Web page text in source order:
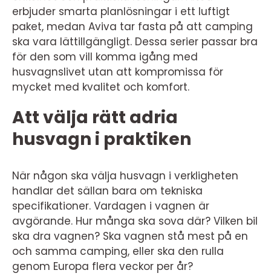
erbjuder smarta planlösningar i ett luftigt
paket, medan Aviva tar fasta på att camping
ska vara lättillgängligt. Dessa serier passar bra
för den som vill komma igång med
husvagnslivet utan att kompromissa för
mycket med kvalitet och komfort.
Att välja rätt adria
husvagn i praktiken
När någon ska välja husvagn i verkligheten
handlar det sällan bara om tekniska
specifikationer. Vardagen i vagnen är
avgörande. Hur många ska sova där? Vilken bil
ska dra vagnen? Ska vagnen stå mest på en
och samma camping, eller ska den rulla
genom Europa flera veckor per år?